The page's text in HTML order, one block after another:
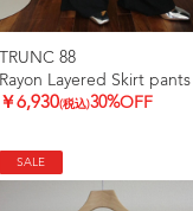
TRUNC 88
Rayon Layered Skirt pants
￥6,930(税込)30%OFF
SALE